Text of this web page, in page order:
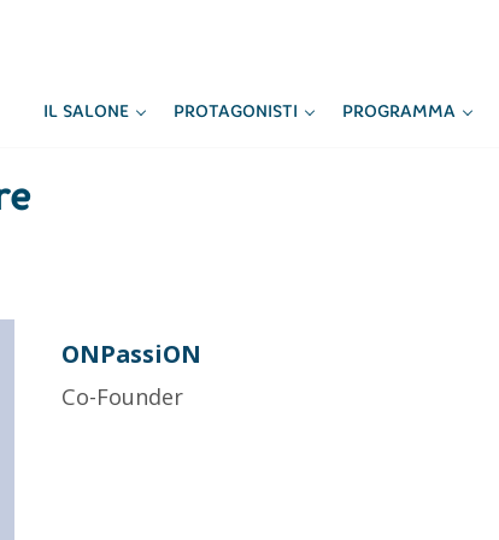
IL SALONE PROTAGONISTI PROGRAMMA
ONPassiON
Co-Founder